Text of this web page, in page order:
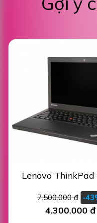
Lenovo
7.500.000 đ -
4.300.000 đ